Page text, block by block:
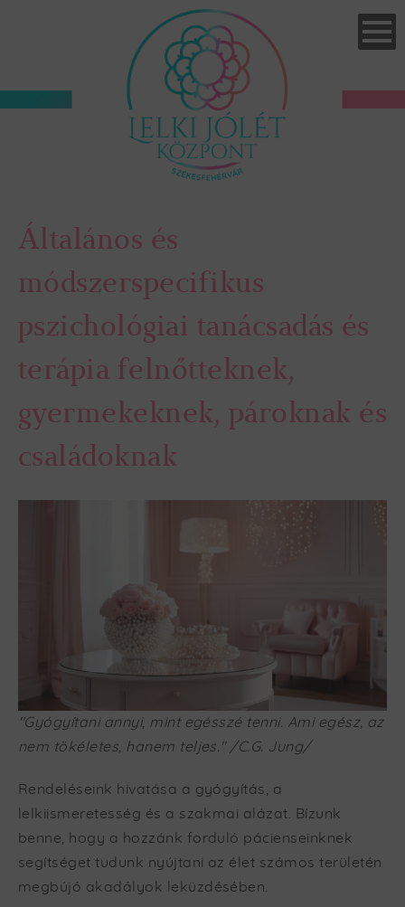
Általános és
módszerspecifikus
pszichológiai tanácsadás és
terápia felnőtteknek,
gyermekeknek, pároknak és
családoknak
"Gyógyítani annyi, mint egésszé tenni. Ami egész, az
nem tökéletes, hanem teljes." /C.G. Jung/
Rendeléseink hivatása a gyógyítás, a
lelkiismeretesség és a szakmai alázat. Bízunk
benne, hogy a hozzánk forduló pácienseinknek
segítséget tudunk nyújtani az élet számos területén
megbújó akadályok leküzdésében.